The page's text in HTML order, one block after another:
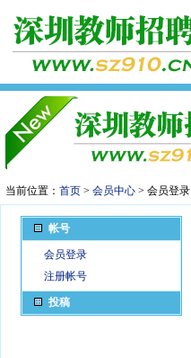
当前位置： 首页 > 会员中心 > 会员登录
帐号
会员登录
注册帐号
投稿